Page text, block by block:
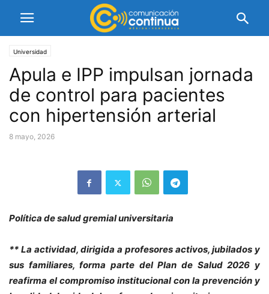
Universidad
Apula e IPP impulsan jornada
de control para pacientes
con hipertensión arterial
8 mayo, 2026
Política de salud gremial universitaria
** La actividad, dirigida a profesores activos, jubilados y
sus familiares, forma parte del Plan de Salud 2026 y
reafirma el compromiso institucional con la prevención y